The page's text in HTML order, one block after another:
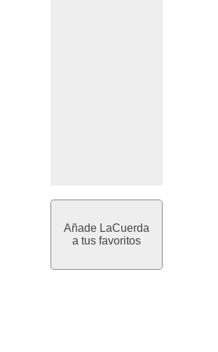
Añade LaCuerda
a tus favoritos